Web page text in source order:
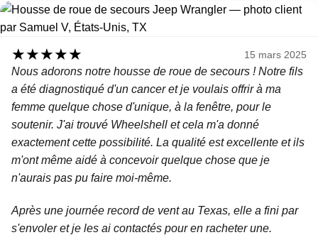
★★★★★ 15 mars 2025
Nous adorons notre housse de roue de secours ! Notre fils
a été diagnostiqué d'un cancer et je voulais offrir à ma
femme quelque chose d'unique, à la fenêtre, pour le
soutenir. J'ai trouvé Wheelshell et cela m'a donné
exactement cette possibilité. La qualité est excellente et ils
m'ont même aidé à concevoir quelque chose que je
n'aurais pas pu faire moi-même.
Après une journée record de vent au Texas, elle a fini par
s'envoler et je les ai contactés pour en racheter une.